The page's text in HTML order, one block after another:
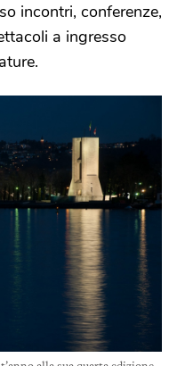
incontri, conferenze,
a ingresso